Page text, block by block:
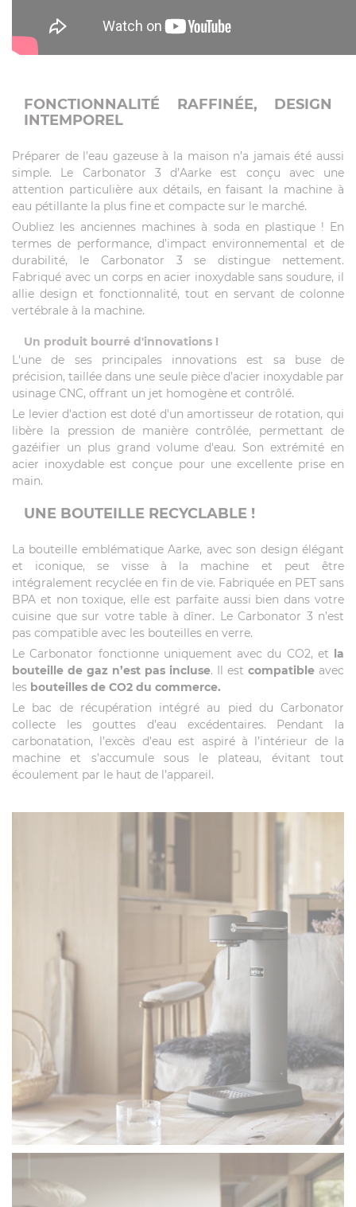
FONCTIONNALITÉ RAFFINÉE, DESIGN
INTEMPOREL
Préparer de l’eau gazeuse à la maison n’a jamais été aussi
simple. Le Carbonator 3 d’Aarke est conçu avec une
attention particulière aux détails, en faisant la machine à
eau pétillante la plus fine et compacte sur le marché.
Oubliez les anciennes machines à soda en plastique ! En
termes de performance, d’impact environnemental et de
durabilité, le Carbonator 3 se distingue nettement.
Fabriqué avec un corps en acier inoxydable sans soudure, il
allie design et fonctionnalité, tout en servant de colonne
vertébrale à la machine.
Un produit bourré d'innovations !
L'une de ses principales innovations est sa buse de
précision, taillée dans une seule pièce d’acier inoxydable par
usinage CNC, offrant un jet homogène et contrôlé.
Le levier d'action est doté d'un amortisseur de rotation, qui
libère la pression de manière contrôlée, permettant de
gazéifier un plus grand volume d'eau. Son extrémité en
acier inoxydable est conçue pour une excellente prise en
main.
UNE BOUTEILLE RECYCLABLE !
La bouteille emblématique Aarke, avec son design élégant
et iconique, se visse à la machine et peut être
intégralement recyclée en fin de vie. Fabriquée en PET sans
BPA et non toxique, elle est parfaite aussi bien dans votre
cuisine que sur votre table à dîner. Le Carbonator 3 n’est
pas compatible avec les bouteilles en verre.
Le Carbonator fonctionne uniquement avec du CO2, et la
bouteille de gaz n’est pas incluse. Il est compatible avec
les bouteilles de CO2 du commerce.
Le bac de récupération intégré au pied du Carbonator
collecte les gouttes d’eau excédentaires. Pendant la
carbonatation, l’excès d’eau est aspiré à l’intérieur de la
machine et s’accumule sous le plateau, évitant tout
écoulement par le haut de l’appareil.